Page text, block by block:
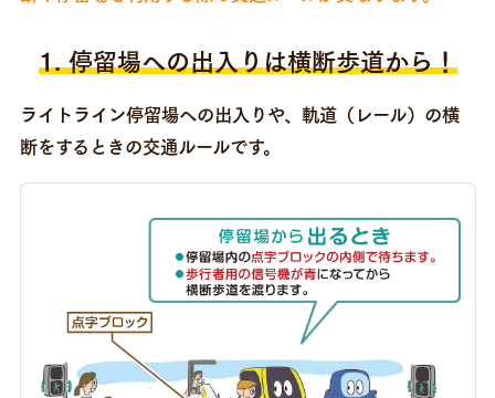
1. 停留場への出入りは横断歩道から！
ライトライン停留場への出入りや、軌道（レール）の横
断をするときの交通ルールです。